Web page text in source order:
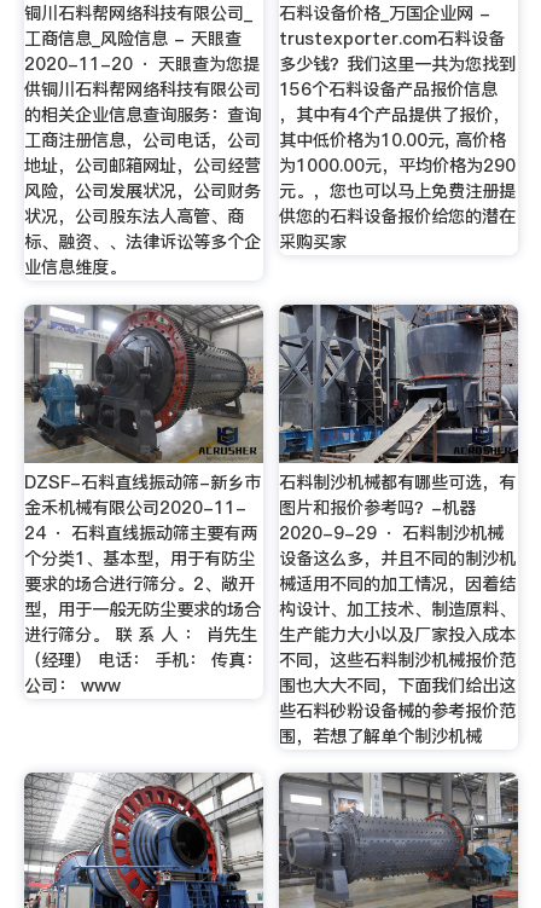
铜川石料帮网络科技有限公司_
工商信息_风险信息 - 天眼查
2020-11-20 · 天眼查为您提
供铜川石料帮网络科技有限公司
的相关企业信息查询服务：查询
工商注册信息，公司电话，公司
地址，公司邮箱网址，公司经营
风险，公司发展状况，公司财务
状况，公司股东法人高管、商
标、融资、、法律诉讼等多个企
业信息维度。
石料设备价格_万国企业网 -
trustexporter.com石料设备
多少钱？我们这里一共为您找到
156个石料设备产品报价信息
，其中有4个产品提供了报价，
其中低价格为10.00元, 高价格
为1000.00元，平均价格为290
元。，您也可以马上免费注册提
供您的石料设备报价给您的潜在
采购买家
DZSF-石料直线振动筛-新乡市
金禾机械有限公司2020-11-
24 · 石料直线振动筛主要有两
个分类1、基本型，用于有防尘
要求的场合进行筛分。2、敞开
型，用于一般无防尘要求的场合
进行筛分。 联 系 人 ： 肖先生
（经理） 电话： 手机： 传真：
公司： www
石料制沙机械都有哪些可选，有
图片和报价参考吗？-机器
2020-9-29 · 石料制沙机械
设备这么多，并且不同的制沙机
械适用不同的加工情况，因着结
构设计、加工技术、制造原料、
生产能力大小以及厂家投入成本
不同，这些石料制沙机械报价范
围也大大不同，下面我们给出这
些石料砂粉设备械的参考报价范
围，若想了解单个制沙机械